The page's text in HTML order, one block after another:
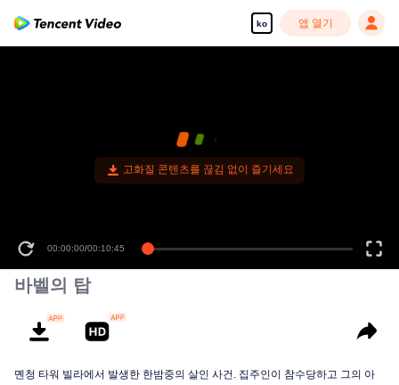
ko 앱 열기
고화질 콘텐츠를 끊김 없이 즐기세요
00:00:00/00:10:45
바벨의 탑
몐청 타워 빌라에서 발생한 한밤중의 살인 사건. 집주인이 참수당하고 그의 아